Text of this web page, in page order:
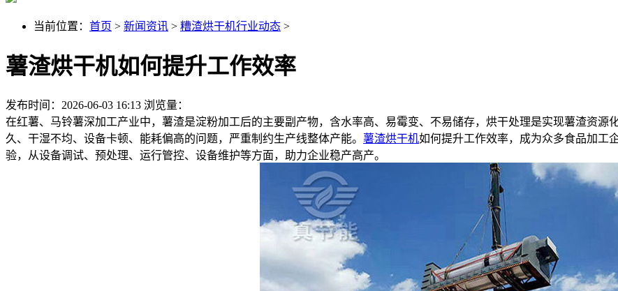
当前位置： 首页 > 新闻资讯 > 糟渣烘干机行业动态 >
薯渣烘干机如何提升工作效率
发布时间：2026-06-03 16:13 浏览量：
在红薯、马铃薯深加工产业中，薯渣是淀粉加工后的主要副产物，含水率高、易霉变、不易储存，烘干处理是实现薯渣资
久、干湿不均、设备卡顿、能耗偏高的问题，严重制约生产线整体产能。 薯渣烘干机如何提升工作效率，成为众多食品加工
验，从设备调试、预处理、运行管控、设备维护等方面，助力企业稳产高产。